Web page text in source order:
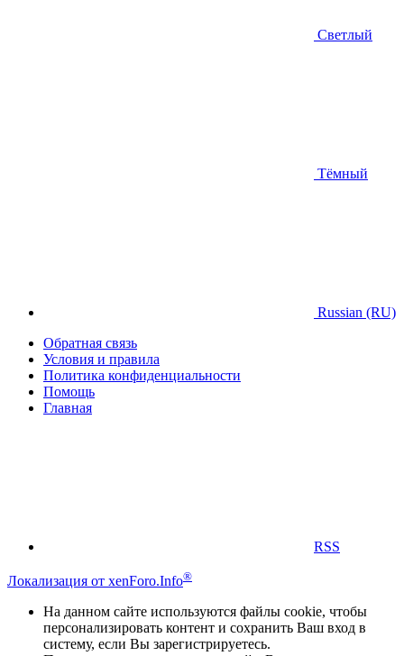
Светлый
Тёмный
Russian (RU)
Обратная связь
Условия и правила
Политика конфиденциальности
Помощь
Главная
RSS
Локализация от xenForo.Info®
На данном сайте используются файлы cookie, чтобы
персонализировать контент и сохранить Ваш вход в
систему, если Вы зарегистрируетесь.